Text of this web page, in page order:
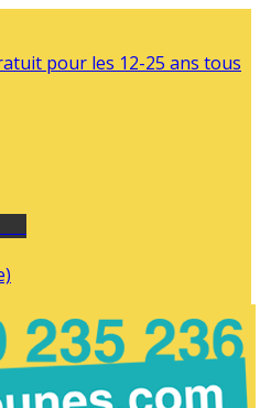
pour les 12-25 ans tous